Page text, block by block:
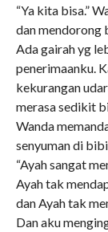
“Ya kita bisa.”
dan mendorong
Ada gairah yg
penerimaanku.
kekurangan
merasa sedikit
Wanda
senyuman di
“Ayah sangat
Ayah tak
dan Ayah tak
Dan aku